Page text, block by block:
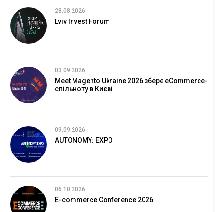
28.08.2026
Lviv Invest Forum
03.09.2026
Meet Magento Ukraine 2026 збере eCommerce-
спільноту в Києві
09.09.2026
AUTONOMY: EXPO
06.10.2026
E-commerce Conference 2026